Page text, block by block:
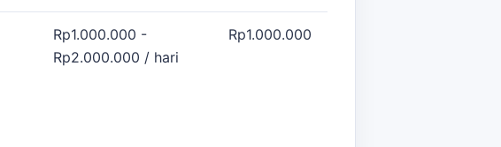
Rp1.000.000 -
Rp2.000.000 / hari
Rp1.000.000